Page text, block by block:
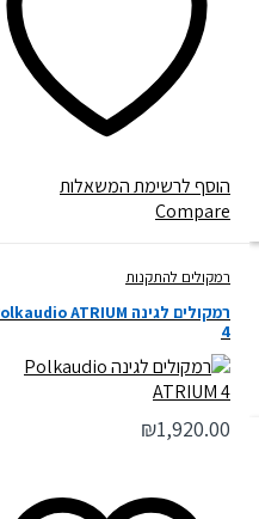
הוסף לרשימת המשאלות
Compare
רמקולים להתקנות
רמקולים לגינה Polkaudio ATRIUM
₪1,920.00